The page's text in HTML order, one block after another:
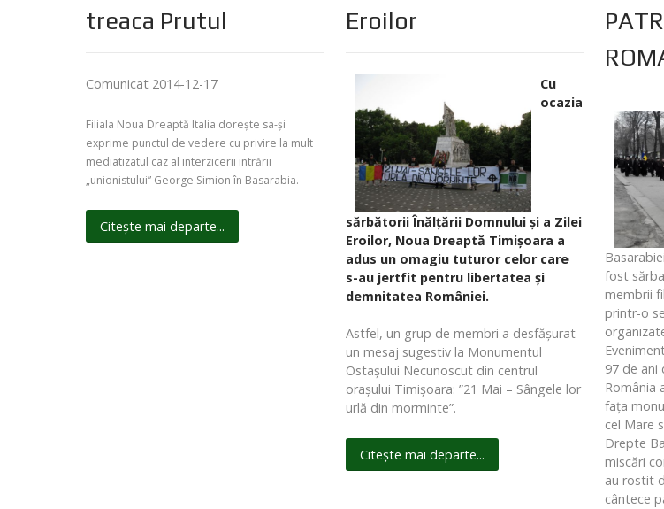
treaca Prutul
Comunicat 2014-12-17
Filiala Noua Dreaptă Italia dorește sa-și
exprime punctul de vedere cu privire la mult
mediatizatul caz al interzicerii intrării
„unionistului” George Simion în Basarabia.
Citește mai departe...
Eroilor
Cu
ocazia
sărbătorii Înălţării Domnului şi a Zilei
Eroilor, Noua Dreaptă Timişoara a
adus un omagiu tuturor celor care
s-au jertfit pentru libertatea şi
demnitatea României.
Astfel, un grup de membri a desfăşurat
un mesaj sugestiv la Monumentul
Ostaşului Necunoscut din centrul
oraşului Timişoara: ”21 Mai – Sângele lor
urlă din morminte”.
Citește mai departe...
fost
membrii
printr-o
97 de ani
România
fața
cel Mare
Drepte
miscări
au rostit
cântece